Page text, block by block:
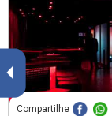
Compartilhe